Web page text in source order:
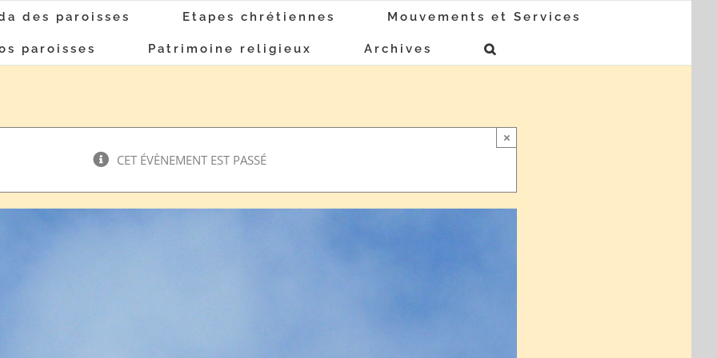
des paroisses Etapes chrétiennes Mouvements et Services
paroisses Patrimoine religieux Archives
CET ÉVÈNEMENT EST PASSÉ
×